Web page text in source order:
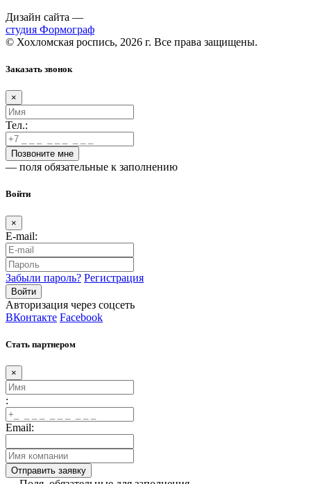
Дизайн сайта —
студия Формограф
© Хохломская роспись, 2026 г. Все права защищены.
Заказать звонок
×
Тел.:
— поля обязательные к заполнению
Войти
×
E-mail:
Забыли пароль? Регистрация
Авторизация через соцсеть
ВКонтакте Facebook
Стать партнером
×
:
Email: